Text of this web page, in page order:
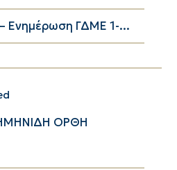
Ενημέρωση ΓΔΜΕ 1-...
ΟΡΘΗ